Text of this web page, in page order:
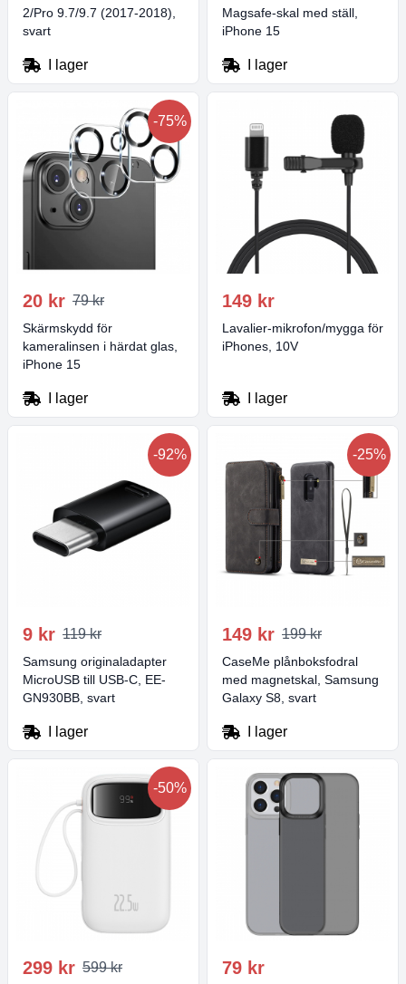
2/Pro 9.7/9.7 (2017-2018),
svart
I lager
Magsafe-skal med ställ,
iPhone 15
I lager
-75%
20 kr 79 kr
Skärmskydd för
kameralinsen i härdat glas,
iPhone 15
I lager
149 kr
Lavalier-mikrofon/mygga för
iPhones, 10V
I lager
-92%
9 kr 119 kr
Samsung originaladapter
MicroUSB till USB-C, EE-
GN930BB, svart
I lager
-25%
149 kr 199 kr
CaseMe plånboksfodral
med magnetskal, Samsung
Galaxy S8, svart
I lager
-50%
299 kr 599 kr 79 kr